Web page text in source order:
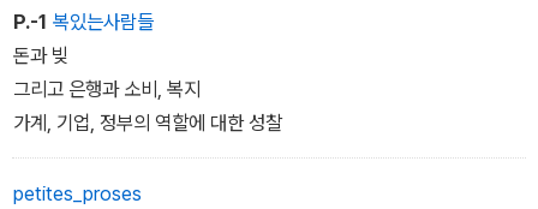
P.-1 복있는사람들
돈과 빚
그리고 은행과 소비, 복지
가계, 기업, 정부의 역할에 대한 성찰
petites_proses